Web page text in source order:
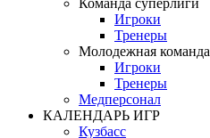
Команда суперлиги
Игроки
Тренеры
Молодежная команда
Игроки
Тренеры
Медперсонал
КАЛЕНДАРЬ ИГР
Кузбасс